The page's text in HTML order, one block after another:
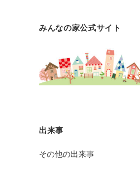
みんなの家公式サイト
出来事
その他の出来事